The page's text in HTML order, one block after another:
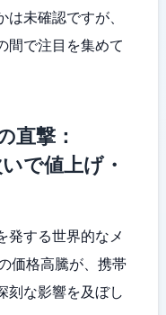
未確認ですが、
間で注目を集めて
直撃：
で値上げ・
発する世界的なメ
価格高騰が、携帯
刻な影響を及ぼし